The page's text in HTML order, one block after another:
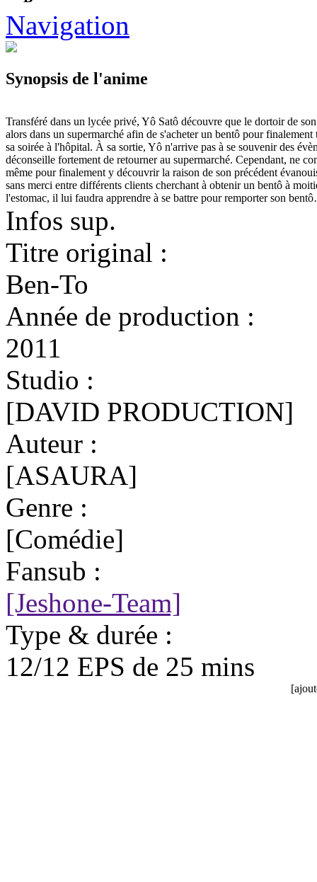
Navigation
Synopsis de l'anime
Transféré dans un lycée privé, Yô Satô découvre que le dortoir de
alors dans un supermarché afin de s'acheter un bentô pour
sa soirée à l'hôpital. À sa sortie, Yô n'arrive pas à se souvenir des
déconseille fortement de retourner au supermarché. Cependant, ne
même pour finalement y découvrir la raison de son précédent
sans merci entre différents clients cherchant à obtenir un bentô à
l'estomac, il lui faudra apprendre à se battre pour remporter son
Infos sup.
Titre original :
Ben-To
Année de production :
2011
Studio :
[DAVID PRODUCTION]
Auteur :
[ASAURA]
Genre :
[Comédie]
Fansub :
[Jeshone-Team]
Type & durée :
12/12 EPS de 25 mins